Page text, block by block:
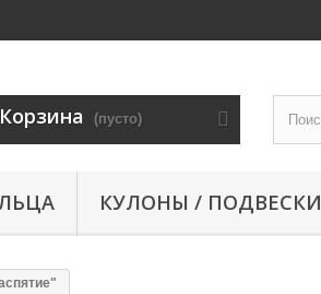
Корзина (пусто)
КУЛОНЫ / ПОДВЕСКИ